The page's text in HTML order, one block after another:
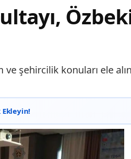
şehircilik konuları ele
Ekleyin!